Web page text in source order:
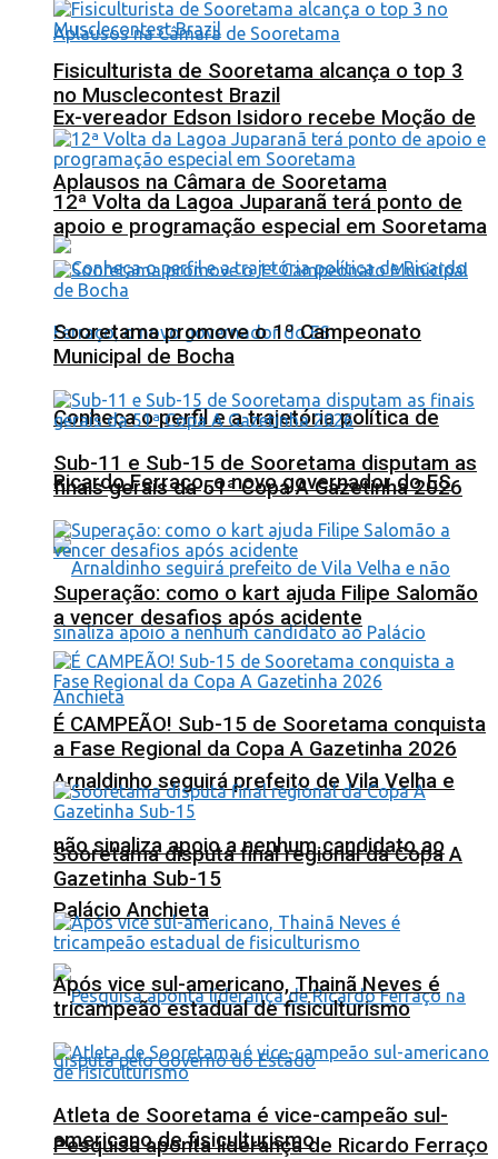
Ex-vereador Edson Isidoro recebe Moção de
Aplausos na Câmara de Sooretama
Conheça o perfil e a trajetória política de
Ricardo Ferraço, o novo governador do ES
Arnaldinho seguirá prefeito de Vila Velha e
não sinaliza apoio a nenhum candidato ao
Palácio Anchieta
Pesquisa aponta liderança de Ricardo Ferraço
Fisiculturista de Sooretama alcança o top 3
no Musclecontest Brazil
12ª Volta da Lagoa Juparanã terá ponto de
apoio e programação especial em Sooretama
Sooretama promove o 1º Campeonato
Municipal de Bocha
Sub-11 e Sub-15 de Sooretama disputam as
finais gerais da 51ª Copa A Gazetinha 2026
Superação: como o kart ajuda Filipe Salomão
a vencer desafios após acidente
É CAMPEÃO! Sub-15 de Sooretama conquista
a Fase Regional da Copa A Gazetinha 2026
Sooretama disputa final regional da Copa A
Gazetinha Sub-15
Após vice sul-americano, Thainã Neves é
tricampeão estadual de fisiculturismo
Atleta de Sooretama é vice-campeão sul-
americano de fisiculturismo